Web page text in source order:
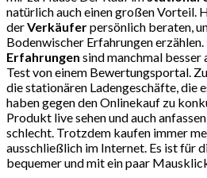
natürlich auch einen großen Vorteil.
derVerkäuferpersönlich beraten,
Bodenwischer Erfahrungen erzählen.
Erfahrungen sind manchmal besser
Test von einem Bewertungsportal.
die stationären Ladengeschäfte, die
haben gegen den Onlinekauf zu
Produkt live sehen und auch
schlecht. Trotzdem kaufen immer
ausschließlich im Internet. Es ist für
bequemer und mit ein paar